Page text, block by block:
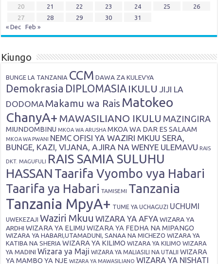
20
21 22 23 24 25
26
27
28 29 30
31
« Dec
Feb »
Kiungo
BUNGE LA TANZANIA CCM DAWA ZA KULEVYA
Demokrasia DIPLOMASIA IKULU JIJI LA
DODOMA Makamu wa Rais Matokeo
ChanyA+ MAWASILIANO IKULU MAZINGIRA
MIUNDOMBINU MKOA WA ARUSHA MKOA WA DAR ES SALAAM
MKOA WA PWANI NEMC OFISI YA WAZIRI MKUU SERA,
BUNGE, KAZI, VIJANA, AJIRA NA WENYE ULEMAVU RAIS
DKT. MAGUFULI RAIS SAMIA SULUHU
HASSAN Taarifa Vyombo vya Habari
Taarifa ya Habari TAMISEMI Tanzania
Tanzania MpyA+ TUME YA UCHAGUZI UCHUMI
UWEKEZAJI Waziri Mkuu WIZARA YA AFYA WIZARA YA
ARDHI WIZARA YA ELIMU WIZARA YA FEDHA NA MIPANGO
WIZARA YA HABARI,UTAMADUNI, SANAA NA MICHEZO WIZARA YA
KATIBA NA SHERIA WIZARA YA KILIMO WIZARA YA KILIMO WIZARA
YA MADINI Wizara ya Maji WIZARA YA MALIASILI NA UTALII WIZARA
YA MAMBO YA NJE WIZARA YA MAWASILIANO WIZARA YA NISHATI